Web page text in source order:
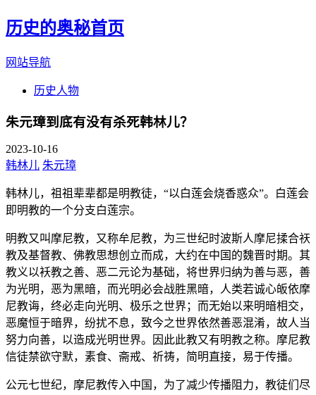
历史的奥秘首页
网站导航
历史人物
朱元璋到底有没有杀死韩林儿？
2023-10-16
韩林儿 朱元璋
韩林儿，祖祖辈辈都是明教徒，“以白莲会烧香惑众”。白莲会
即明教的一个分支白莲宗。
明教又叫摩尼教，又称牟尼教，为三世纪时波斯人摩尼揉合祆
教及基督教、佛教思想创立而成，大约在中国的魏晋时期。其
教义以袄教之善、恶二元论为基础，将世界归纳为善与恶，善
为光明，恶为黑暗，而光明必会战胜黑暗，人类若诚心皈依摩
尼教诲，终必走向光明、极乐之世界；而无始以来明暗相交，
恶魔恒于暗界，纷扰不息，致今之世界依然善恶混淆，故人当
努力向善，以造成光明世界。因此此教又有明教之称。摩尼教
信徒禁欲守默，素食、斋戒、祈祷，简明直接，易于传播。
公元七世纪，摩尼教传入中国，为了减少传播阻力，教徒们尽